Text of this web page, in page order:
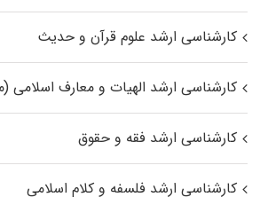
کارشناسی ارشد علوم قرآن و حدیث
کارشناسی ارشد الهیات و معارف
کارشناسی ارشد فقه و حقوق
کارشناسی ارشد فلسفه و کلام اسلامی